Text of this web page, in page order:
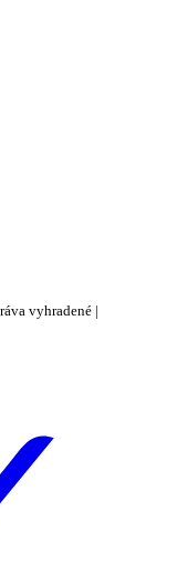
vyhradené |